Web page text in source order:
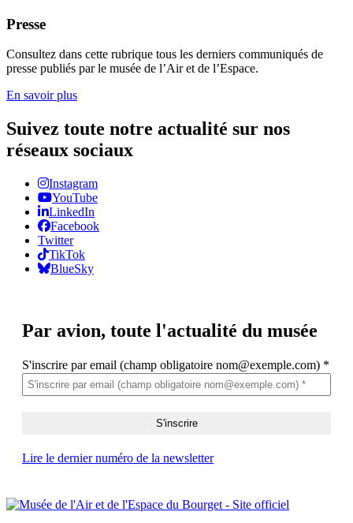
Presse
Consultez dans cette rubrique tous les derniers communiqués de
presse publiés par le musée de l’Air et de l’Espace.
En savoir plus
Suivez toute notre actualité sur nos
réseaux sociaux
Instagram
YouTube
LinkedIn
Facebook
Twitter
TikTok
BlueSky
Par avion, toute l'actualité du musée
S'inscrire par email (champ obligatoire nom@exemple.com) *
Lire le dernier numéro de la newsletter